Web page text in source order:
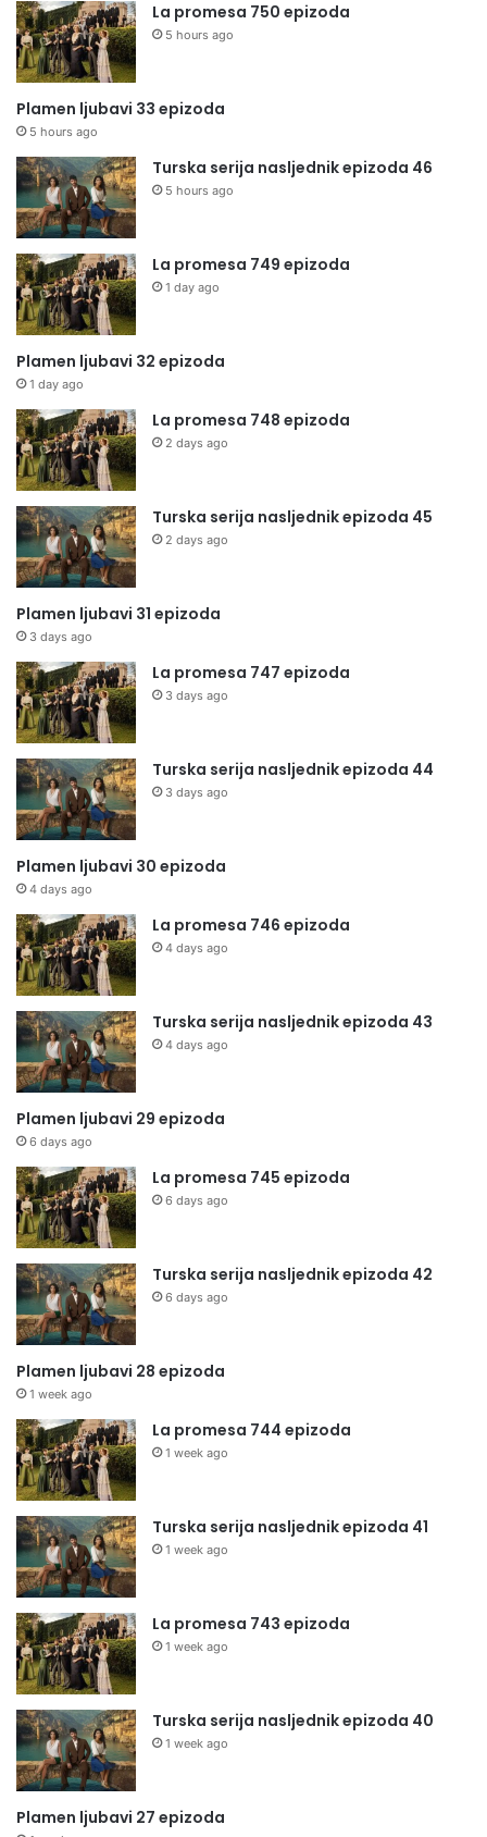
La promesa 750 epizoda
5 hours ago
Plamen ljubavi 33 epizoda
5 hours ago
Turska serija nasljednik epizoda 46
5 hours ago
La promesa 749 epizoda
1 day ago
Plamen ljubavi 32 epizoda
1 day ago
La promesa 748 epizoda
2 days ago
Turska serija nasljednik epizoda 45
2 days ago
Plamen ljubavi 31 epizoda
3 days ago
La promesa 747 epizoda
3 days ago
Turska serija nasljednik epizoda 44
3 days ago
Plamen ljubavi 30 epizoda
4 days ago
La promesa 746 epizoda
4 days ago
Turska serija nasljednik epizoda 43
4 days ago
Plamen ljubavi 29 epizoda
6 days ago
La promesa 745 epizoda
6 days ago
Turska serija nasljednik epizoda 42
6 days ago
Plamen ljubavi 28 epizoda
1 week ago
La promesa 744 epizoda
1 week ago
Turska serija nasljednik epizoda 41
1 week ago
La promesa 743 epizoda
1 week ago
Turska serija nasljednik epizoda 40
1 week ago
Plamen ljubavi 27 epizoda